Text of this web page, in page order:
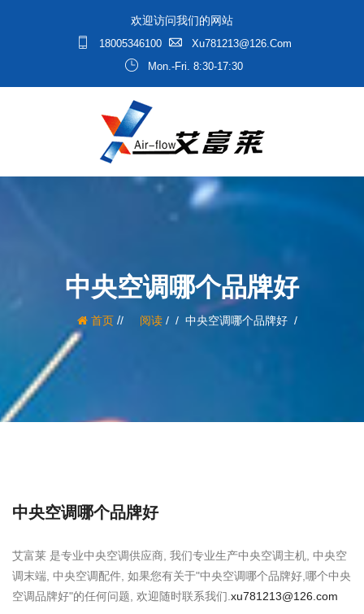
欢迎访问我们的网站
18005346100
Xu781213@126.com
Mon.-Fri. 8:30-17:30
中央空调哪个品牌好
首页/ 阅读/ 中央空调哪个品牌好
中央空调哪个品牌好
艾富莱 是专业中央空调供应商, 我们专业生产中央空调主机, 中央空
调末端, 中央空调配件, 如果您有关于"中央空调哪个品牌好,哪个中央
空调品牌好"的任何问题, 欢迎随时联系我们. xu781213@126.com